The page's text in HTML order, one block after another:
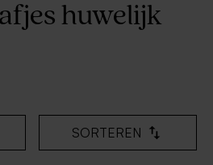
huwelijk
SORTEREN